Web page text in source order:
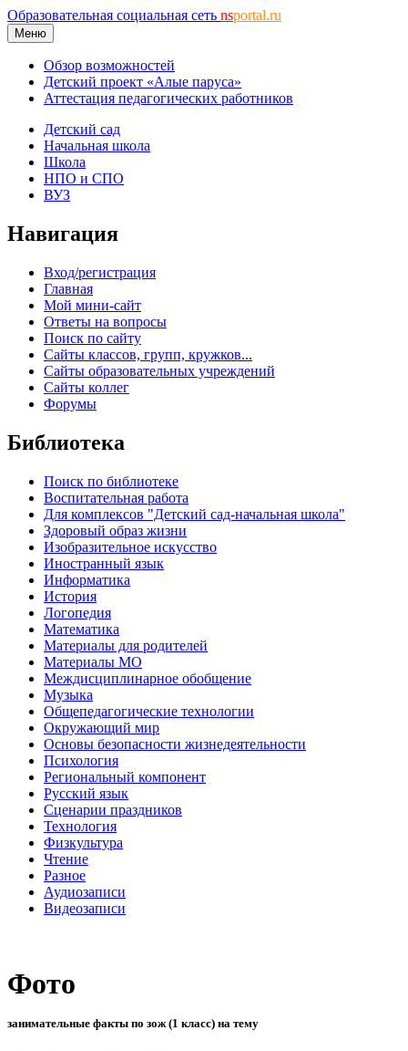
Образовательная социальная сеть nsportal.ru
Меню
Обзор возможностей
Детский проект «Алые паруса»
Аттестация педагогических работников
Детский сад
Начальная школа
Школа
НПО и СПО
ВУЗ
Навигация
Вход/регистрация
Главная
Мой мини-сайт
Ответы на вопросы
Поиск по сайту
Сайты классов, групп, кружков...
Сайты образовательных учреждений
Сайты коллег
Форумы
Библиотека
Поиск по библиотеке
Воспитательная работа
Для комплексов "Детский сад-начальная школа"
Здоровый образ жизни
Изобразительное искусство
Иностранный язык
Информатика
История
Логопедия
Математика
Материалы для родителей
Материалы МО
Междисциплинарное обобщение
Музыка
Общепедагогические технологии
Окружающий мир
Основы безопасности жизнедеятельности
Психология
Региональный компонент
Русский язык
Сценарии праздников
Технология
Физкультура
Чтение
Разное
Аудиозаписи
Видеозаписи
Фото
занимательные факты по зож (1 класс) на тему